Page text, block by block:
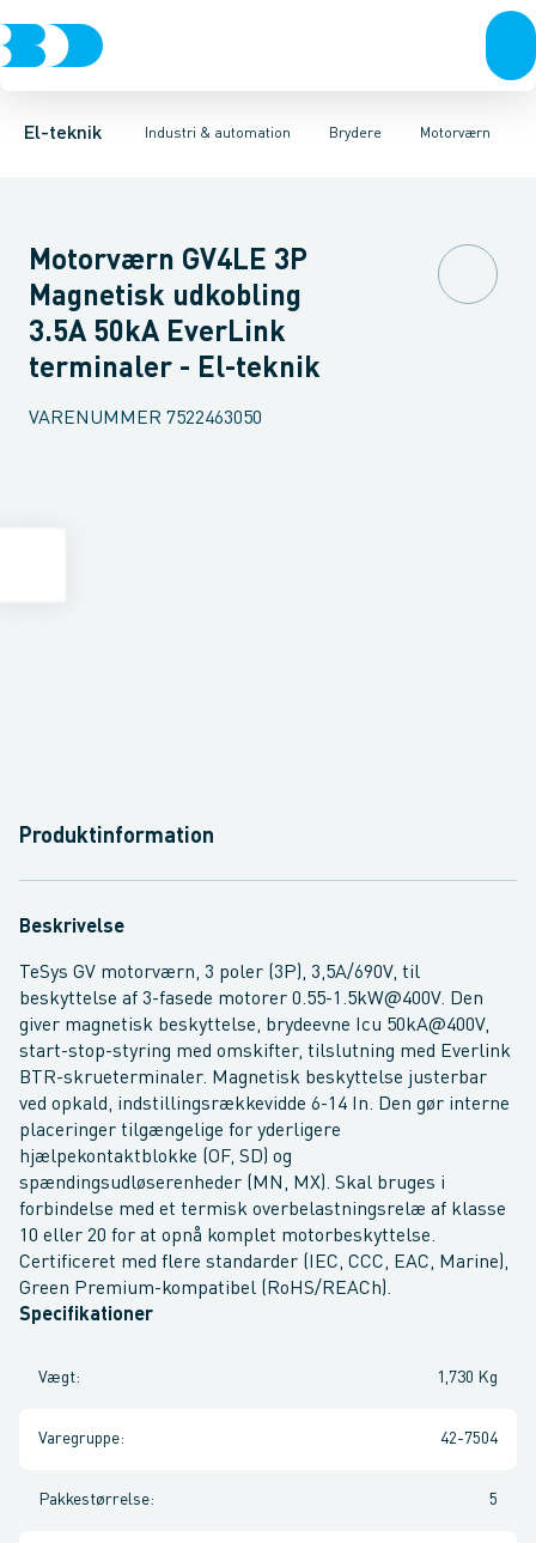
El-teknik Industri & automation
Afbrydere, stikkontakter & lampeudtagForgreningsmateriel
Brydere
Industristiksystemer Frekvensomformere og softstartere
Motorværn
Motorbetjening for effektafbryder Ombygningssæt til
Motorværn GV4LE 3P
Magnetisk udkobling
3.5A 50kA EverLink
terminaler - El-teknik
VARENUMMER 7522463050
Produktinformation
Beskrivelse
TeSys GV motorværn, 3 poler (3P), 3,5A/690V, til
beskyttelse af 3-fasede motorer 0.55-1.5kW@400V. Den
giver magnetisk beskyttelse, brydeevne Icu 50kA@400V,
start-stop-styring med omskifter, tilslutning med Everlink
BTR-skrueterminaler. Magnetisk beskyttelse justerbar
ved opkald, indstillingsrækkevidde 6-14 In. Den gør interne
placeringer tilgængelige for yderligere
hjælpekontaktblokke (OF, SD) og
spændingsudløserenheder (MN, MX). Skal bruges i
forbindelse med et termisk overbelastningsrelæ af klasse
10 eller 20 for at opnå komplet motorbeskyttelse.
Certificeret med flere standarder (IEC, CCC, EAC, Marine),
Green Premium-kompatibel (RoHS/REACh).
Specifikationer
Vægt: 1,730 Kg
Varegruppe: 42-7504
Pakkestørrelse: 5